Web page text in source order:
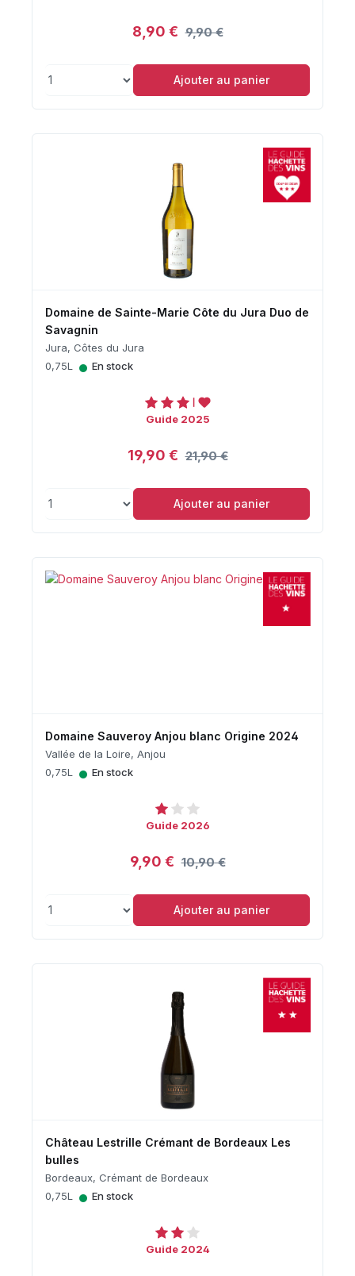
8,90 € 9,90 €
Ajouter au panier
Domaine de Sainte-Marie Côte du Jura Duo de
Savagnin
Jura, Côtes du Jura
0,75L
• En stock
Guide 2025
19,90 € 21,90 €
Ajouter au panier
Domaine Sauveroy Anjou blanc Origine 2024
Vallée de la Loire, Anjou
0,75L
• En stock
Guide 2026
9,90 € 10,90 €
Ajouter au panier
Château Lestrille Crémant de Bordeaux Les
bulles
Bordeaux, Crémant de Bordeaux
0,75L
• En stock
Guide 2024